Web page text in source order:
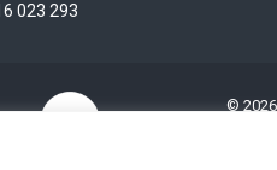
023 293
©